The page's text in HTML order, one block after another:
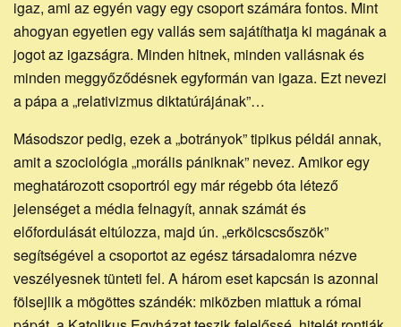
igaz, ami az egyén vagy egy csoport számára fontos. Mint
ahogyan egyetlen egy vallás sem sajátíthatja ki magának a
jogot az igazságra. Minden hitnek, minden vallásnak és
minden meggyőződésnek egyformán van igaza. Ezt nevezi
a pápa a „relativizmus diktatúrájának”…
Másodszor pedig, ezek a „botrányok” tipikus példái annak,
amit a szociológia „morális pániknak” nevez. Amikor egy
meghatározott csoportról egy már régebb óta létező
jelenséget a média felnagyít, annak számát és
előfordulását eltúlozza, majd ún. „erkölcscsőszök”
segítségével a csoportot az egész társadalomra nézve
veszélyesnek tünteti fel. A három eset kapcsán is azonnal
fölsejlik a mögöttes szándék: miközben miattuk a római